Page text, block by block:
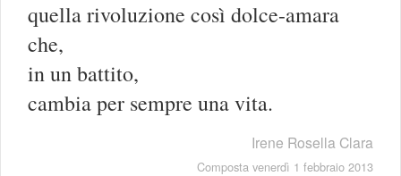
quella rivoluzione così dolce-amara
che,
in un battito,
cambia per sempre una vita.
Irene Rosella Clara
Composta venerdì 1 febbraio 2013